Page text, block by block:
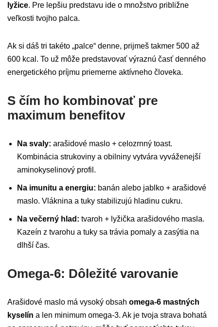
lyžice. Pre lepšiu predstavu ide o množstvo približne
veľkosti tvojho palca.
Ak si dáš tri takéto „palce“ denne, prijmeš takmer 500 až
600 kcal. To už môže predstavovať výraznú časť denného
energetického príjmu priemerne aktívneho človeka.
S čím ho kombinovať pre
maximum benefitov
Na svaly: arašidové maslo + celozrnný toast.
Kombinácia strukoviny a obilniny vytvára vyváženejší
aminokyselinový profil.
Na imunitu a energiu: banán alebo jablko + arašidové
maslo. Vláknina a tuky stabilizujú hladinu cukru.
Na večerný hlad: tvaroh + lyžička arašidového masla.
Kazeín z tvarohu a tuky sa trávia pomaly a zasýtia na
dlhší čas.
Omega-6: Dôležité varovanie
Arašidové maslo má vysoký obsah omega-6 mastných
kyselín a len minimum omega-3. Ak je tvoja strava bohatá